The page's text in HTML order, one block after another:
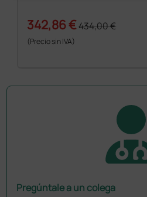
342,86 €434,00 €
(Precio sin IVA)
Pregúntale a un colega